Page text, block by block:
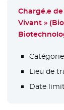
Chargé.e
Vivant »
Lieu de
Date